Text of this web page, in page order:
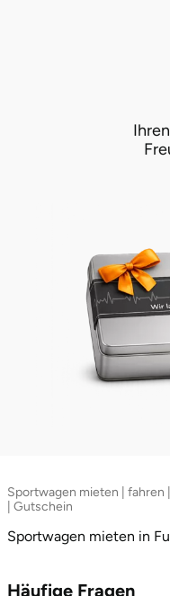
Sportwagen mieten | fahren
| Gutschein
Sportwagen mieten in
Häufige Fragen